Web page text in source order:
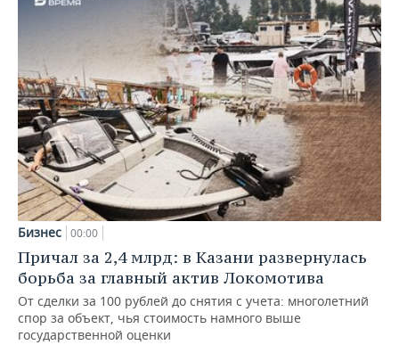
Бизнес 00:00
Причал за 2,4 млрд: в Казани развернулась
борьба за главный актив Локомотива
От сделки за 100 рублей до снятия с учета: многолетний
спор за объект, чья стоимость намного выше
государственной оценки